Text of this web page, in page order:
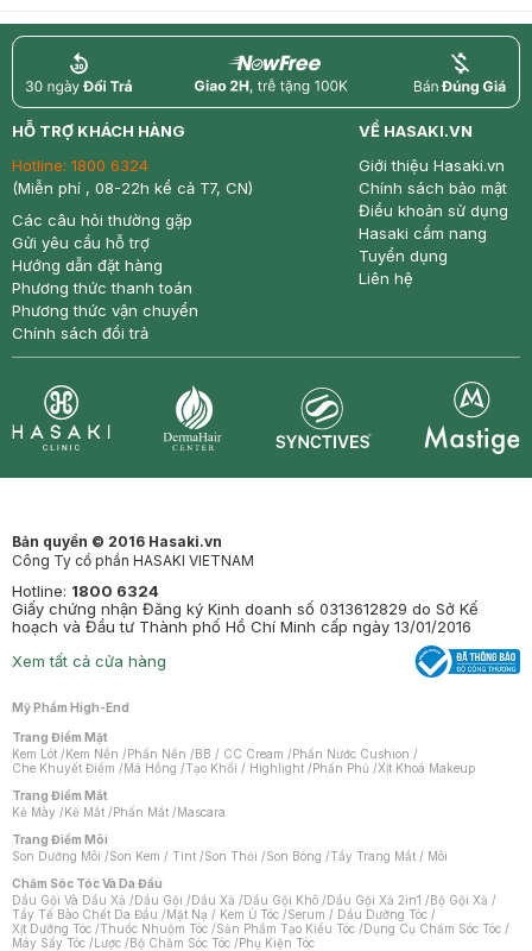
return nowfree price
HỖ TRỢ KHÁCH HÀNG
Hotline: 1800 6324
(Miễn phí , 08-22h kể cả T7, CN)
Các câu hỏi thường gặp
Gửi yêu cầu hỗ trợ
Hướng dẫn đặt hàng
Phương thức thanh toán
Phương thức vận chuyển
Chính sách đổi trả
VỀ HASAKI.VN
Giới thiệu Hasaki.vn
Chính sách bảo mật
Điều khoản sử dụng
Hasaki cẩm nang
Tuyển dụng
Liên hệ
Bản quyền © 2016 Hasaki.vn
Công Ty cổ phần HASAKI VIETNAM
Hotline: 1800 6324
Giấy chứng nhận Đăng ký Kinh doanh số 0313612829 do Sở Kế
hoạch và Đầu tư Thành phố Hồ Chí Minh cấp ngày 13/01/2016
Xem tất cả cửa hàng
Mỹ Phẩm High-End
Trang Điểm Mặt
Kem Lót /Kem Nền /Phấn Nền /BB / CC Cream /Phấn Nước Cushion /
Che Khuyết Điểm /Má Hồng /Tạo Khối / Highlight /Phấn Phủ /Xịt Khoá Makeup
Trang Điểm Mắt
Kẻ Mày /Kẻ Mắt /Phấn Mắt /Mascara
Trang Điểm Môi
Son Dưỡng Môi /Son Kem / Tint /Son Thỏi /Son Bóng /Tẩy Trang Mắt / Môi
Chăm Sóc Tóc Và Da Đầu
Dầu Gội Và Dầu Xả /Dầu Gội /Dầu Xả /Dầu Gội Khô /Dầu Gội Xả 2in1 /Bộ Gội Xả /
Tẩy Tế Bào Chết Da Đầu /Mặt Nạ / Kem Ủ Tóc /Serum / Dầu Dưỡng Tóc /
Xịt Dưỡng Tóc /Thuốc Nhuộm Tóc /Sản Phẩm Tạo Kiểu Tóc /Dụng Cụ Chăm Sóc Tóc /
Máy Sấy Tóc /Lược /Bộ Chăm Sóc Tóc /Phụ Kiện Tóc